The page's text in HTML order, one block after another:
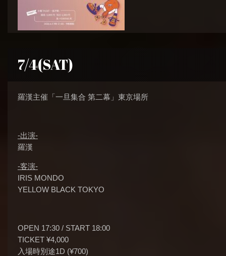
7/4(SAT)
羅漢主催「一旦集合 第二幕」東京場所
-出演-
羅漢
-客演-
IRIS MONDO
YELLOW BLACK TOKYO
OPEN 17:30 / START 18:00
TICKET ¥4,000
入場時別途1D (¥700)